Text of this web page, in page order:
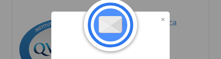
Descarca